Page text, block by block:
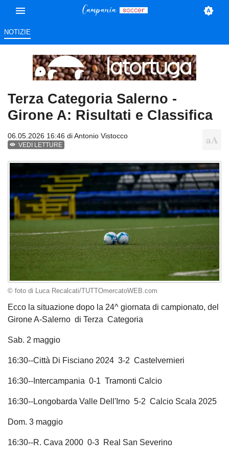
NOTIZIE
Terza Categoria Salerno -
Girone A: Risultati e Classifica
06.05.2026 16:46 diAntonio Vistocco
VEDI LETTURE
© foto di Luca Recalcati/TUTTOmercatoWEB.com
Ecco la situazione dopo la 24^ giornata di campionato, del
Girone A-Salerno di Terza Categoria
Sab. 2 maggio
16:30--Città Di Fisciano 2024 3-2 Castelvernieri
16:30--Intercampania 0-1 Tramonti Calcio
16:30--Longobarda Valle Dell'Irno 5-2 Calcio Scala 2025
Dom. 3 maggio
16:30--R. Cava 2000 0-3 Real San Severino